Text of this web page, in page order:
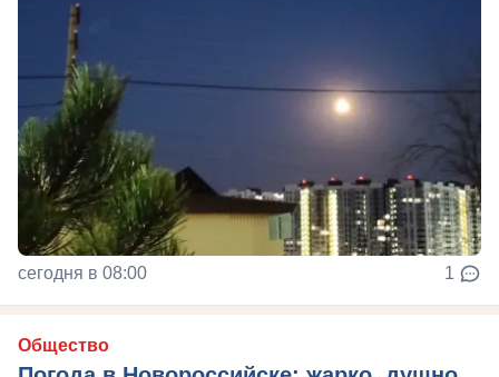
сегодня в 08:00 1
Общество